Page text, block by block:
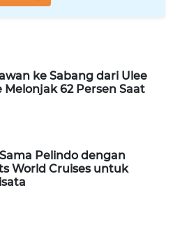
ke Sabang dari Ulee
Melonjak 62 Persen Saat
Pelindo dengan
World Cruises untuk